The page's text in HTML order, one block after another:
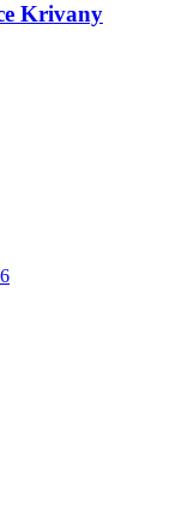
Krivany